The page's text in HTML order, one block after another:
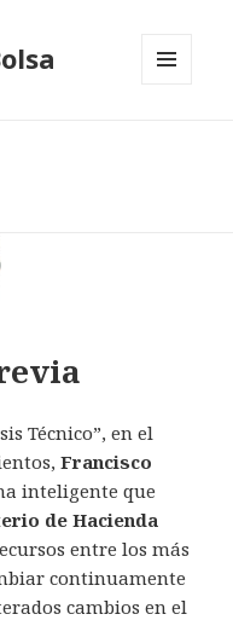
Técnico”, en el
Francisco
inteligente que
de Hacienda
entre los más
continuamente
cambios en el